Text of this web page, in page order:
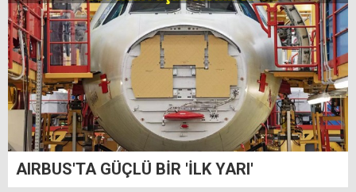
AIRBUS'TA GÜÇLÜ BİR 'İLK YARI'